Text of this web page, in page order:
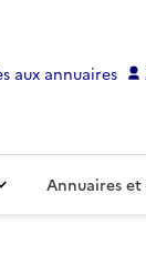
aux annuaires
Annuaires et